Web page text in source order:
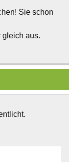
Sie schon
gleich aus.